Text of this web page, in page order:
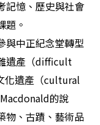
記憶、歷史與社會
題。
與中正紀念堂轉型
遺產（difficult
化遺產（cultural
的說
物、古蹟、藝術品